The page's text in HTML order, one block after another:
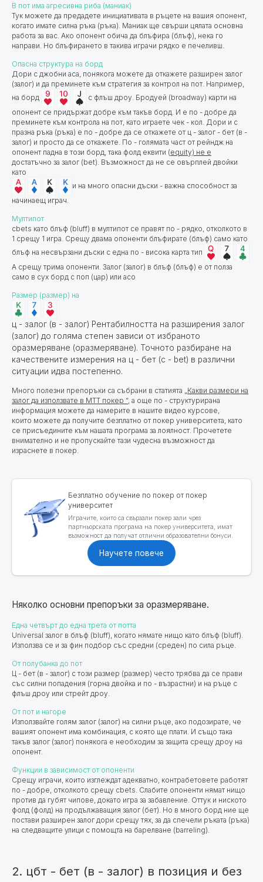
В пот има агресивна риба (маниак)
Тук можете да предадете инициативата в ръцете на вашия опонент,
когато имате силна ръка (ръка). Маниак ще свърши цялата основна
работа за вас. Ако опонент обича да блъфира (блъф), нека го
направи. Но блъфирането в такива играчи рядко е печеливш.
Опасна структура на борд
Дори с джобни аса, понякога можете да откажете разширен залог
(залог) и да преминете към стратегия за контрол на пот. Например,
на борд
с флъш дроу. Бродуей (broadway) карти на
опонент се придържат добре към такъв борд. И е по - добре да
преминете към контрола на пот, като играете чек - кол. Дори и с
празна ръка (ръка) е по - добре да се откажете от ц - залог - бет (в -
залог) и просто да се откажете. По - голямата част от рейндж на
опонент падна в този борд, така фолд еквити (equity) не е
достатъчно за залог (bet). Възможност да не се овърплей двойки
като
и на много опасни дъски - важна способност за
начинаещ играч.
Мултипот
cbets като блъф (bluff) в мултипот се правят по - рядко, отколкото в
1 срещу 1 игра. Срещу двама опоненти блъфирате (блъф) само като
блъф на несвързани дъски с една по - висока карта тип
А срещу трима опоненти. Залог (залог) в блъф (блъф) е от полза
само в сух борд с поп (цар) или асо
Размер (размер) на
ц - залог (в - залог) Рентабилността на разширения залог
(залог) до голяма степен зависи от избраното
оразмеряване (оразмеряване). Точното разбиране на
качествените измерения на ц - бет (c - bet) в различни
ситуации идва постепенно.
Много полезни препоръки са събрани в статията
„Какви размери на
залог да използвате в MTT покер “, а още по - структурирана
информация можете да намерите в нашите видео курсове,
които можете да получите безплатно от покер университета, като
се присъедините към нашата програма за лоялност. Прочетете
внимателно и не пропускайте тази чудесна възможност да
израснете в покер.
Безплатно обучение по покер от покер
университет
Играчите, които са свързали покер зали чрез
партньорската програма на покер университета, имат
възможност да получат отлични образователни бонуси.
Научете повече
Няколко основни препоръки за оразмеряване.
Една четвърт до една трета от потта
Universal залог в блъф (bluff), когато нямате нищо като блъф (bluff).
Използва се и за фин подбор със средни (среден) по сила ръце.
От полубанка до пот
Ц - бет (в - залог) с този размер (размер) често трябва да се прави
със силни попадения (горна двойка и по - възрастни) и на ръце с
флъш дроу или стрейт дроу.
От пот и нагоре
Използвайте голям залог (залог) на силни ръце, ако подозирате, че
вашият опонент има комбинация, с която ще плати. И също така
такъв залог (залог) понякога е необходим за защита срещу дроу на
опонент.
Функции в зависимост от опоненти
Срещу играчи, които изглеждат адекватно, контрабетовете работят
по - добре, отколкото срещу cbets. Слабите опоненти нямат нищо
против да губят чипове, докато игра за забавление. Оттук и ниското
фолд (фолд) на продължаващия залог (бет). Но в много борд ние ще
постави разширен залог дори срещу тях, за да спечели ръката (ръка)
на следващите улици с помощта на барелване (barreling).
2. цбт - бет (в - залог) в позиция и без